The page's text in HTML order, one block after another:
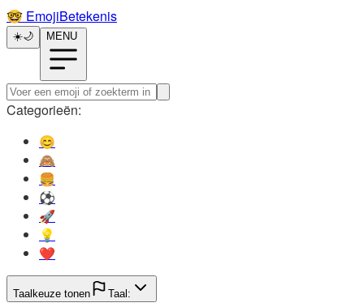
🤓️ EmojiBetekenis
☀️🌙 MENU
Categorieën:
😊️
🙈️
🍔️
⚽️
🚀️
💡️
❤️
Taalkeuze tonen Taal: